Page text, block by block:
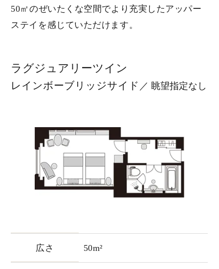
50㎡のぜいたくな空間でより充実したアッパー
ステイを感じていただけます。
ラグジュアリーツイン
レインボーブリッジサイド ／ 眺望指定なし
広さ 50m²